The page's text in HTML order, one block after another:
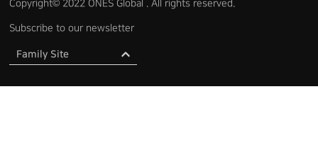
Copyright© 2022 ONES Global . All rights reserved.
Subscribe to our newsletter
Family Site